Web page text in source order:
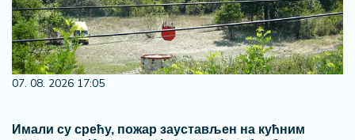
07. 08. 2026 17:05
Имали су срећу, пожар заустављен на кућним